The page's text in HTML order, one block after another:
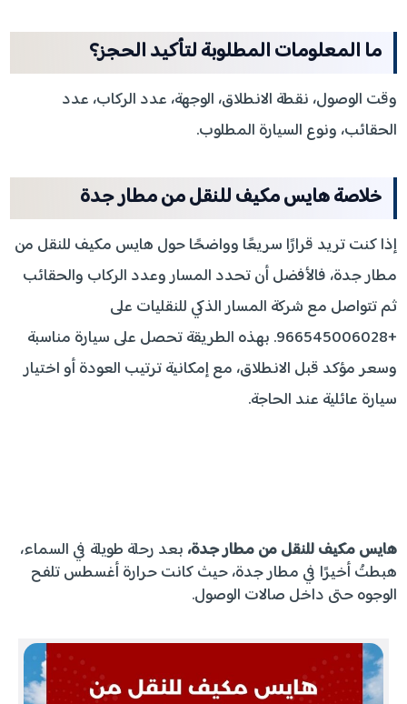
ما المعلومات المطلوبة لتأكيد الحجز؟
وقت الوصول، نقطة الانطلاق، الوجهة، عدد الركاب، عدد
الحقائب، ونوع السيارة المطلوب.
خلاصة هايس مكيف للنقل من مطار جدة
إذا كنت تريد قرارًا سريعًا وواضحًا حول هايس مكيف للنقل من
مطار جدة، فالأفضل أن تحدد المسار وعدد الركاب والحقائب
ثم تتواصل مع شركة المسار الذكي للنقليات على
+966545006028. بهذه الطريقة تحصل على سيارة مناسبة
وسعر مؤكد قبل الانطلاق، مع إمكانية ترتيب العودة أو اختيار
سيارة عائلية عند الحاجة.
هايس مكيف للنقل من مطار جدة، بعد رحلة طويلة في السماء،
هبطتُ أخيرًا في مطار جدة، حيث كانت حرارة أغسطس تلفح
الوجوه حتى داخل صالات الوصول.